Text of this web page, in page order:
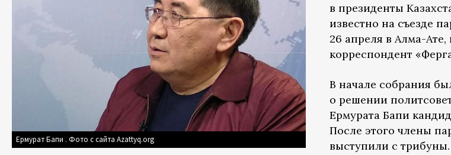
Ермурат Бапи . Фото с сайта Azattyq.org
в президенты
известно на съезде
26 апреля в Алма-Ате,
корреспондент
В начале собрания
о решении
Ермурата Бапи
После этого члены
выступили с